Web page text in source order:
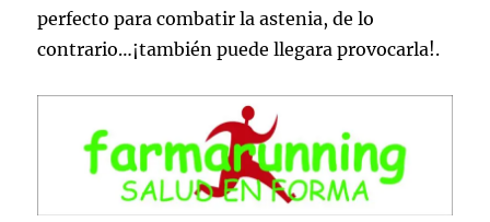
perfecto para combatir la astenia, de lo
contrario…¡también puede llegara provocarla!.